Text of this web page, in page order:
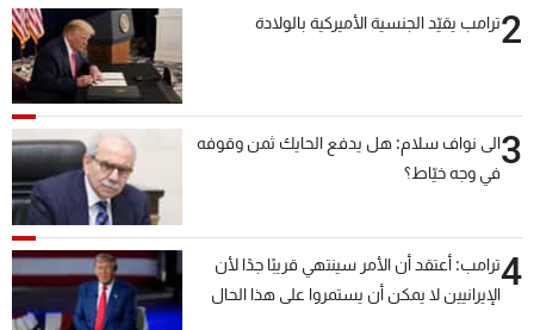
2ترامب يقيّد الجنسية الأميركية بالولادة
3الى نواف سلام: هل يدفع الحايك ثمن وقوفه
في وجه خيّاط؟
4ترامب: أعتقد أن الأمر سينتهي قريبًا جدًا لأن
الإيرانيين لا يمكن أن يستمروا على هذا الحال
سياسة الخصوصية